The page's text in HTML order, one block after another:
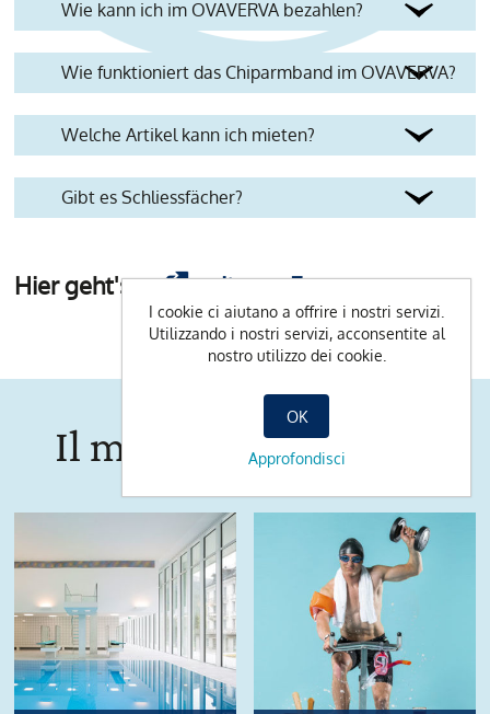
Wie kann ich im OVAVERVA bezahlen?
Wie funktioniert das Chiparmband im OVAVERVA?
Welche Artikel kann ich mieten?
Gibt es Schliessfächer?
Hier geht's zu weiteren Fragen
Il mondo OVAVERVA
I cookie ci aiutano a offrire i nostri servizi.
Utilizzando i nostri servizi, acconsentite al
nostro utilizzo dei cookie.
OK
Approfondisci